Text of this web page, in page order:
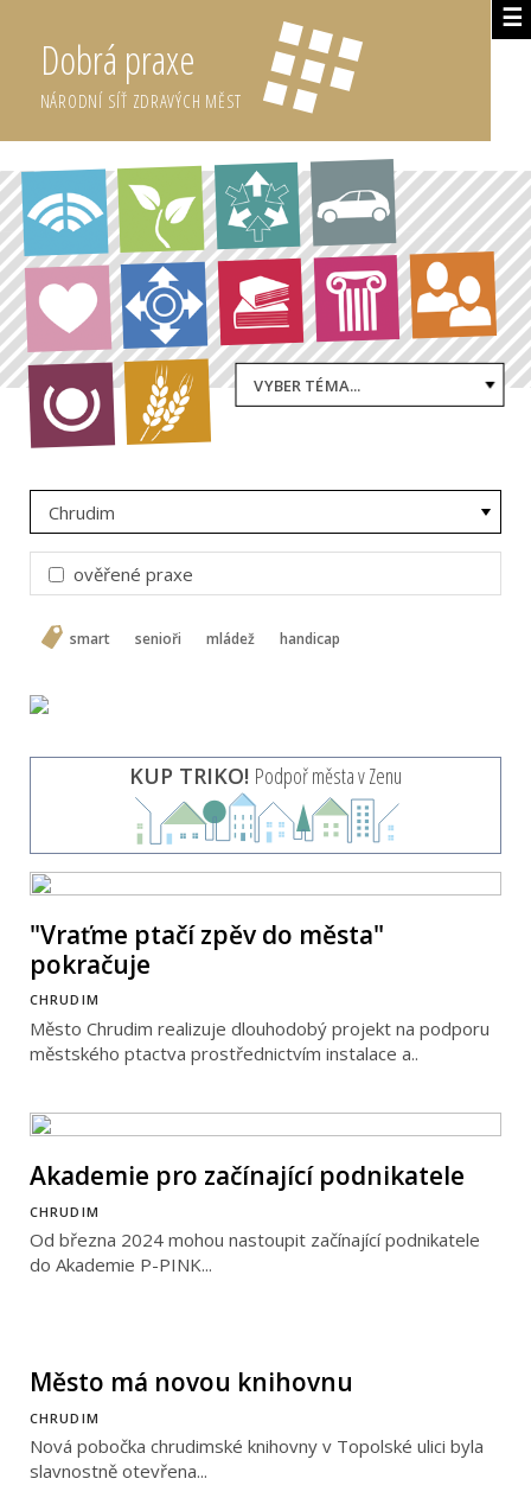
☰
Dobrá praxe
NÁRODNÍ SÍŤ ZDRAVÝCH MĚST
VYBER TÉMA...
Chrudim
ověřené praxe
smart senioři mládež handicap
KUP TRIKO! Podpoř města v Zenu
"Vraťme ptačí zpěv do města"
pokračuje
CHRUDIM
Město Chrudim realizuje dlouhodobý projekt na podporu
městského ptactva prostřednictvím instalace a..
Akademie pro začínající podnikatele
CHRUDIM
Od března 2024 mohou nastoupit začínající podnikatele
do Akademie P-PINK...
Město má novou knihovnu
CHRUDIM
Nová pobočka chrudimské knihovny v Topolské ulici byla
slavnostně otevřena...